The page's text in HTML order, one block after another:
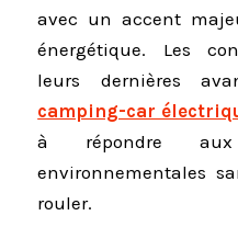
avec un accent
énergétique. Les
leurs dernières
camping-car
à répondre aux
environnementales
rouler.